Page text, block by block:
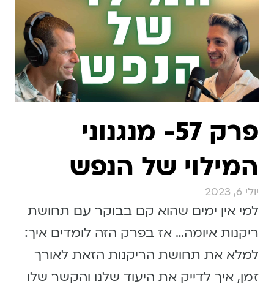
פרק 57- מנגנוני
המילוי של הנפש
יולי 6, 2023
למי אין ימים שהוא קם בבוקר עם תחושת
ריקנות איומה… אז בפרק הזה לומדים איך:
למלא את תחושת הריקנות הזאת לאורך
זמן, איך לדייק את היעוד שלנו והקשר שלו